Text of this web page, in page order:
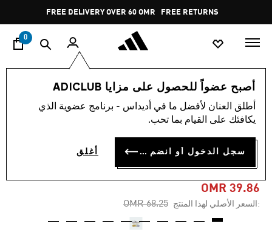
Pause
promotion
rotation
FREE DELIVERY OVER 60 OMR FREE RETURNS
0
أصبح عضواً للحصول على مزايا ADICLUB
أطلق العنان لأفضل ما في أديداس - برنامج عضوية الذي
يكافئك على القيام بما تحب.
سجل الدخول أو انضم الآن أغلق
الأطفال أحذية
-40%
حذاء للأطفال F50 ELITE FIRM
GROUND
OMR 39.86
:السعر الأصلي لهذا المنتج Price reduced from
OMR 68.25
to